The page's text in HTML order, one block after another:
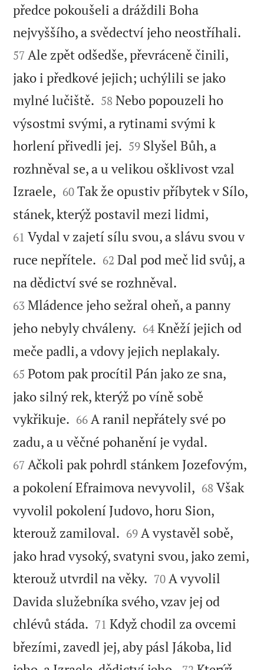
předce pokoušeli a dráždili Boha
nejvyššího, a svědectví jeho neostříhali.
57 Ale zpět odšedše, převráceně činili,
jako i předkové jejich; uchýlili se jako
mylné lučiště. 

58 Nebo popouzeli ho
výsostmi svými, a rytinami svými k
horlení přivedli jej. 

59 Slyšel Bůh, a
rozhněval se, a u velikou ošklivost vzal
Izraele, 

60 Tak že opustiv příbytek v Sílo,
stánek, kterýž postavil mezi lidmi,
61 Vydal v zajetí sílu svou, a slávu svou v
ruce nepřítele. 

62 Dal pod meč lid svůj, a
na dědictví své se rozhněval.
63 Mládence jeho sežral oheň, a panny
jeho nebyly chváleny. 

64 Kněží jejich od
meče padli, a vdovy jejich neplakaly.
65 Potom pak procítil Pán jako ze sna,
jako silný rek, kterýž po víně sobě
vykřikuje. 

66 A ranil nepřátely své po
zadu, a u věčné pohanění je vydal.
67 Ačkoli pak pohrdl stánkem Jozefovým,
a pokolení Efraimova nevyvolil, 

68 Však
vyvolil pokolení Judovo, horu Sion,
kterouž zamiloval. 

69 A vystavěl sobě,
jako hrad vysoký, svatyni svou, jako zemi,
kterouž utvrdil na věky. 

70 A vyvolil
Davida služebníka svého, vzav jej od
chlévů stáda. 

71 Když chodil za ovcemi
březími, zavedl jej, aby pásl Jákoba, lid